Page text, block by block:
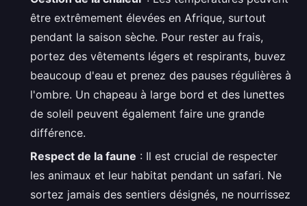
être extrêmement élevées en Afrique, surtout
pendant la saison sèche. Pour rester au frais,
portez des vêtements légers et respirants, buvez
beaucoup d'eau et prenez des pauses régulières à
l'ombre. Un chapeau à large bord et des lunettes
de soleil peuvent également faire une grande
différence.
Respect de la faune : Il est crucial de respecter
les animaux et leur habitat pendant un safari. Ne
sortez jamais des sentiers désignés, ne nourrissez